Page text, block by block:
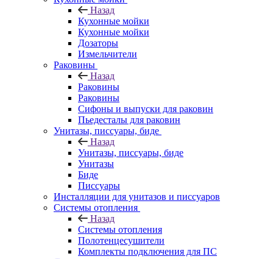
Назад
Кухонные мойки
Кухонные мойки
Дозаторы
Измельчители
Раковины
Назад
Раковины
Раковины
Сифоны и выпуски для раковин
Пьедесталы для раковин
Унитазы, писсуары, биде
Назад
Унитазы, писсуары, биде
Унитазы
Биде
Писсуары
Инсталляции для унитазов и писсуаров
Системы отопления
Назад
Системы отопления
Полотенцесушители
Комплекты подключения для ПС